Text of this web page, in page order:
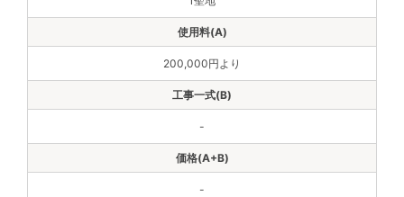
200,000円より
-
-